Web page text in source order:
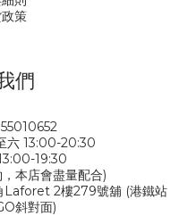
策
們
六 13:00-20:30
19:30
本店會盡量配合)
Laforet 2樓279號舖 (港鐵站
斜對面)